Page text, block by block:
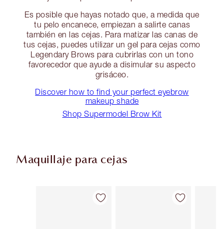
Es posible que hayas notado que, a medida que
tu pelo encanece, empiezan a salirte canas
también en las cejas. Para matizar las canas de
tus cejas, puedes utilizar un gel para cejas como
Legendary Brows para cubrirlas con un tono
favorecedor que ayude a disimular su aspecto
grisáceo.
Discover how to find your perfect eyebrow
makeup shade
Shop Supermodel Brow Kit
Maquillaje para cejas
Artículo 1 de 13 Artículo 2 de 13